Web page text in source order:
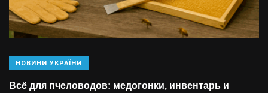
НОВИНИ УКРАЇНИ
Всё для пчеловодов: медогонки, инвентарь и